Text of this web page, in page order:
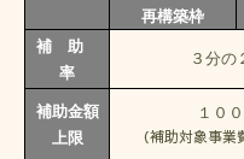
再構築枠
補 助
率
３分の
補助金額
上限
１０
（補助対象事業